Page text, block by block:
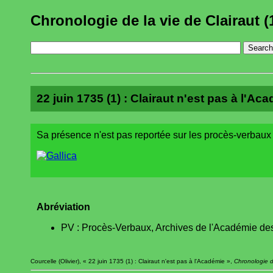
Chronologie de la vie de Clairaut
22 juin 1735 (1) : Clairaut n'est pas à
Sa présence n'est pas reportée sur les procès-verbaux
Abréviation
PV : Procès-Verbaux, Archives de l'Académie
Courcelle (Olivier), « 22 juin 1735 (1) : Clairaut n'est pas à l'Académie », Chronologie